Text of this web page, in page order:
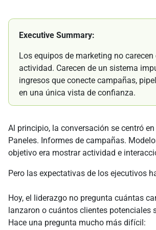
Executive Summary:
Los equipos de marketing no
actividad. Carecen de un sistema
ingresos que conecte campañas,
en una única vista de confianza.
Al principio, la conversación se centró
Paneles. Informes de campañas.
objetivo era mostrar actividad e
Pero las expectativas de los ejecutivos
Hoy, el liderazgo no pregunta cuántas
lanzaron o cuántos clientes potenciales
Hace una pregunta mucho más difícil: